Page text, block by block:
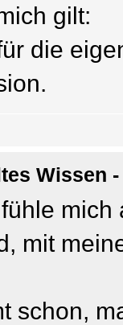
gilt:
die
Wissen
mit
schon,